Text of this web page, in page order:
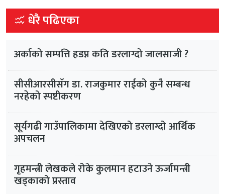
धेरै पढिएका
अर्काको सम्पत्ति हडप्न कति डरलाग्दो जालसाजी ?
सीसीआरसीसँग डा. राजकुमार राईको कुनै सम्बन्ध
नरहेको स्पष्टीकरण
सूर्यगढी गाउँपालिकामा देखिएको डरलाग्दो आर्थिक
अपचलन
गृहमन्त्री लेखकले रोके कुलमान हटाउने ऊर्जामन्त्री
खड्काको प्रस्ताव